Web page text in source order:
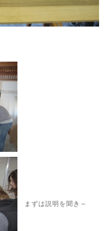
まずは説明を聞き～